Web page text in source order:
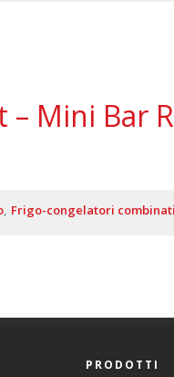
– Mini Bar
Frigo-congelatori combinati
PRODOTTI